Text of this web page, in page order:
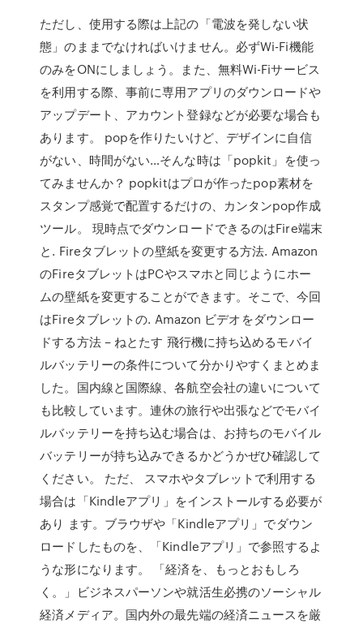
ただし、使用する際は上記の「電波を発しない状
態」のままでなければいけません。必ずWi-Fi機能
のみをONにしましょう。また、無料Wi-Fiサービス
を利用する際、事前に専用アプリのダウンロードや
アップデート、アカウント登録などが必要な場合も
あります。 popを作りたいけど、デザインに自信
がない、時間がない…そんな時は「popkit」を使っ
てみませんか？ popkitはプロが作ったpop素材を
スタンプ感覚で配置するだけの、カンタンpop作成
ツール。 現時点でダウンロードできるのはFire端末
と. Fireタブレットの壁紙を変更する方法. Amazon
のFireタブレットはPCやスマホと同じようにホー
ムの壁紙を変更することができます。そこで、今回
はFireタブレットの. Amazon ビデオをダウンロー
ドする方法 – ねとたす 飛行機に持ち込めるモバイ
ルバッテリーの条件について分かりやすくまとめま
した。国内線と国際線、各航空会社の違いについて
も比較しています。連休の旅行や出張などでモバイ
ルバッテリーを持ち込む場合は、お持ちのモバイル
バッテリーが持ち込みできるかどうかぜひ確認して
ください。 ただ、 スマホやタブレットで利用する
場合は「Kindleアプリ」をインストールする必要が
あり ます。ブラウザや「Kindleアプリ」でダウン
ロードしたものを、「Kindleアプリ」で参照するよ
うな形になります。 「経済を、もっとおもしろ
く。」ビジネスパーソンや就活生必携のソーシャル
経済メディア。国内外の最先端の経済ニュースを厳